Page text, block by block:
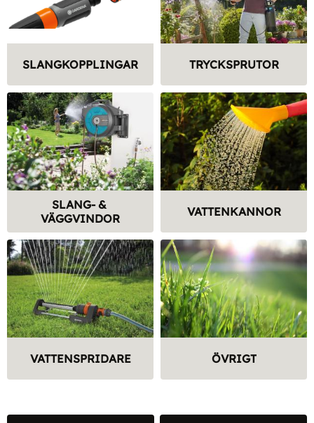
SLANGKOPPLINGAR TRYCKSPRUTOR
SLANG- &
VÄGGVINDOR
VATTENKANNOR
VATTENSPRIDARE ÖVRIGT